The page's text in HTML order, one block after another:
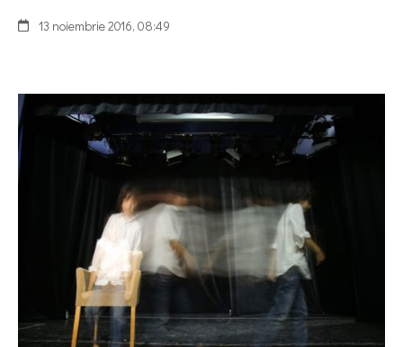
13 noiembrie 2016, 08:49